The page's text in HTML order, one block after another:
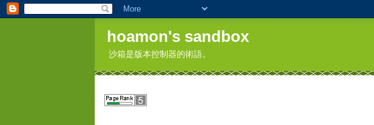
hoamon's sandbox
沙箱是版本控制器的術語。